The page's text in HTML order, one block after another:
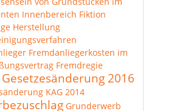
Innenbereich Fiktion
Herstellung
Fremdanliegerkosten im
Fremdregie
Gesetzesänderung 2016
KAG 2014
Grunderwerb